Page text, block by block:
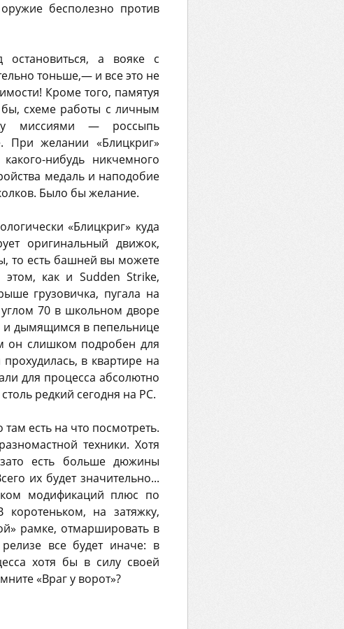
бесполезно против
остановиться, а вояке с
тоньше,— и все это не
Кроме того, памятуя
бы, схеме работы с личным
миссиями — россыпь
При желании «Блицкриг»
нибудь никчемного
медаль и наподобие
Было бы желание.
«Блицкриг» куда
оригинальный движок,
то есть башней вы можете
как и Sudden Strike,
грузовичка, пугала на
углом 70 в школьном дворе
и дымящимся в пепельнице
он слишком подробен для
в квартире на
для процесса абсолютно
редкий сегодня на PC.
есть на что посмотреть.
техники. Хотя
есть больше дюжины
их будет значительно...
модификаций плюс по
на затяжку,
рамке, отмаршировать в
все будет иначе: в
хотя бы в силу своей
«Враг у ворот»?